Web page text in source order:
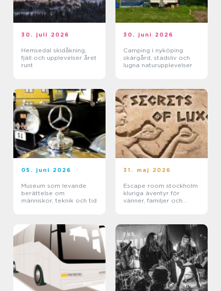
30. juli 2026
Hemsedal skidåkning,
fjäll och upplevelser året
runt
30. juni 2026
Camping i nyköping
skärgård, stadsliv och
lugna naturupplevelser
05. juni 2026
Museum som levande
berättelse om
människor, teknik och tid
31. maj 2026
Escape room stockholm
kluriga äventyr för
vänner, familjer och